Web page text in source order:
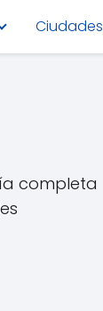
Ciudades
completa